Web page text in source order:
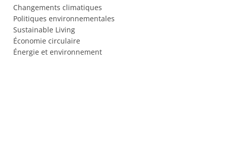
Changements climatiques
Politiques environnementales
Sustainable Living
Économie circulaire
Énergie et environnement